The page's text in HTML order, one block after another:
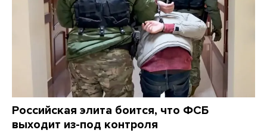
Российская элита боится, что ФСБ
выходит из-под контроля